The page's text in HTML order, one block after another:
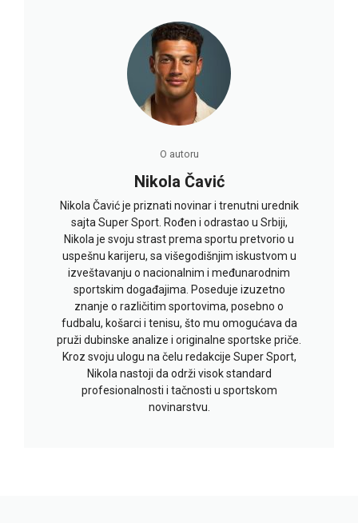
O autoru
Nikola Čavić
Nikola Čavić je priznati novinar i trenutni urednik
sajta Super Sport. Rođen i odrastao u Srbiji,
Nikola je svoju strast prema sportu pretvorio u
uspešnu karijeru, sa višegodišnjim iskustvom u
izveštavanju o nacionalnim i međunarodnim
sportskim događajima. Poseduje izuzetno
znanje o različitim sportovima, posebno o
fudbalu, košarci i tenisu, što mu omogućava da
pruži dubinske analize i originalne sportske priče.
Kroz svoju ulogu na čelu redakcije Super Sport,
Nikola nastoji da održi visok standard
profesionalnosti i tačnosti u sportskom
novinarstvu.